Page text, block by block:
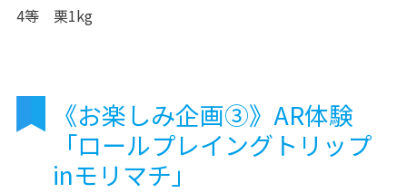
4等 栗1kg
《お楽しみ企画③》AR体験
「ロールプレイングトリップ
inモリマチ」